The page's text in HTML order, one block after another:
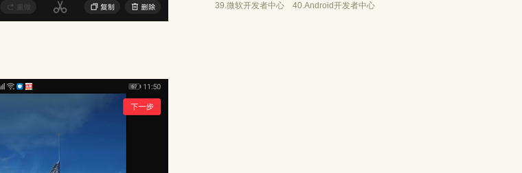
39.微软开发者中心 40.Android开发者中心